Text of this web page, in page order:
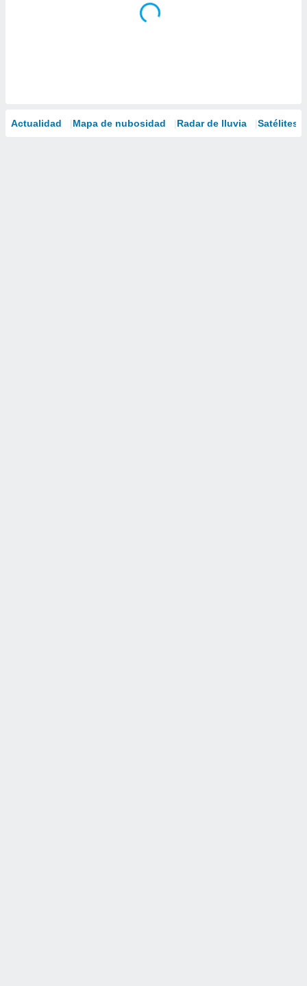
Actualidad Mapa de nubosidad Radar de lluvia Satélites